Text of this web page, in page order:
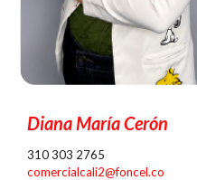
Diana María Cerón
310 303 2765
comercialcali2@foncel.co